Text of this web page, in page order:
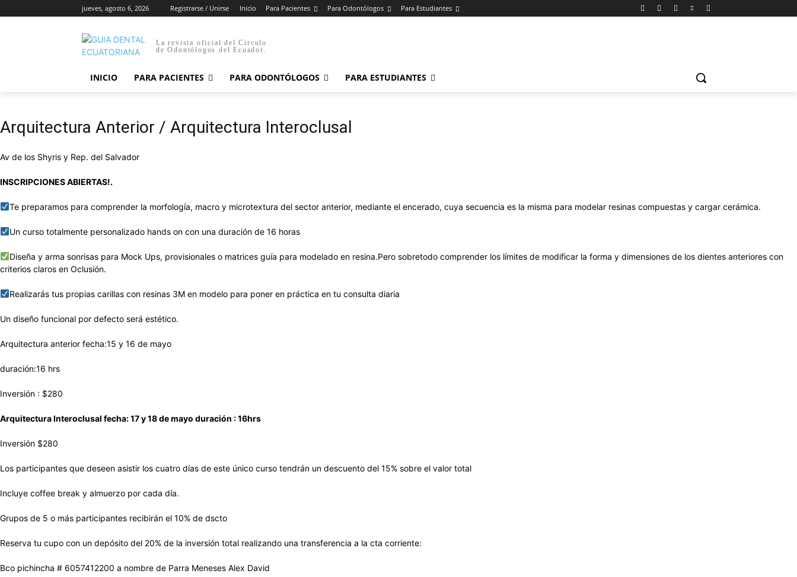
jueves, agosto 6, 2026 Registrarse / Unirse Inicio Para Pacientes Para Odontólogos Para Estudiantes
La revista oficial del Círculo
de Odontólogos del Ecuador.
INICIO PARA PACIENTES PARA ODONTÓLOGOS PARA ESTUDIANTES
Arquitectura Anterior / Arquitectura Interoclusal
Av de los Shyris y Rep. del Salvador
INSCRIPCIONES ABIERTAS!.
Te preparamos para comprender la morfología, macro y microtextura del sector anterior, mediante el encerado, cuya secuencia es la misma para modelar resinas compuestas y cargar cerámica.
Un curso totalmente personalizado hands on con una duración de 16 horas
Diseña y arma sonrisas para Mock Ups, provisionales o matrices guía para modelado en resina.Pero sobretodo comprender los límites de modificar la forma y dimensiones de los dientes anteriores con
criterios claros en Oclusión.
Realizarás tus propias carillas con resinas 3M en modelo para poner en práctica en tu consulta diaria
Un diseño funcional por defecto será estético.
Arquitectura anterior fecha:15 y 16 de mayo
duración:16 hrs
Inversión : $280
Arquitectura Interoclusal fecha: 17 y 18 de mayo duración : 16hrs
Inversión $280
Los participantes que deseen asistir los cuatro días de este único curso tendrán un descuento del 15% sobre el valor total
Incluye coffee break y almuerzo por cada día.
Grupos de 5 o más participantes recibirán el 10% de dscto
Reserva tu cupo con un depósito del 20% de la inversión total realizando una transferencia a la cta corriente:
Bco pichincha # 6057412200 a nombre de Parra Meneses Alex David